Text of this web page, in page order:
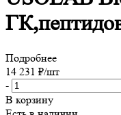
Подробнее
14 231 ₽/шт
-
В корзину